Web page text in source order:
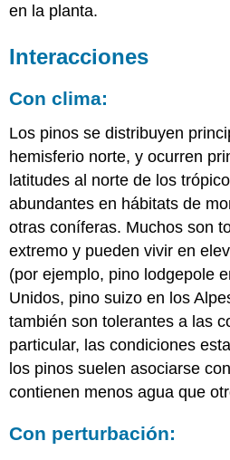
en la planta.
Interacciones
Con clima:
Los pinos se distribuyen
hemisferio norte, y ocurren
latitudes al norte de los
abundantes en hábitats de
otras coníferas. Muchos son
extremo y pueden vivir en
(por ejemplo, pino lodgepole
Unidos, pino suizo en los
también son tolerantes a las
particular, las condiciones
los pinos suelen asociarse
contienen menos agua que
Con perturbación: